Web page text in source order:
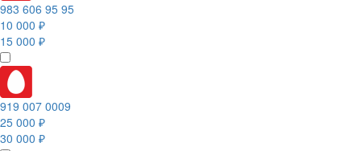
983 606 95 95
10 000 ₽
15 000 ₽
919 007 0009
25 000 ₽
30 000 ₽